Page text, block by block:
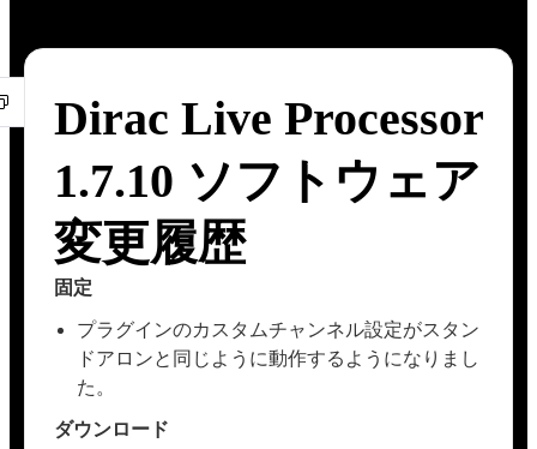
Dirac Live Processor
1.7.10 ソフトウェア
変更履歴
固定
プラグインのカスタムチャンネル設定がスタン
ドアロンと同じように動作するようになりまし
た。
ダウンロード